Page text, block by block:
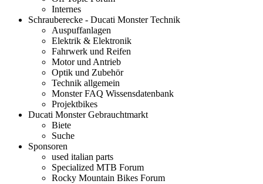
Internes
Schrauberecke - Ducati Monster Technik
Auspuffanlagen
Elektrik & Elektronik
Fahrwerk und Reifen
Motor und Antrieb
Optik und Zubehör
Technik allgemein
Monster FAQ Wissensdatenbank
Projektbikes
Ducati Monster Gebrauchtmarkt
Biete
Suche
Sponsoren
used italian parts
Specialized MTB Forum
Rocky Mountain Bikes Forum